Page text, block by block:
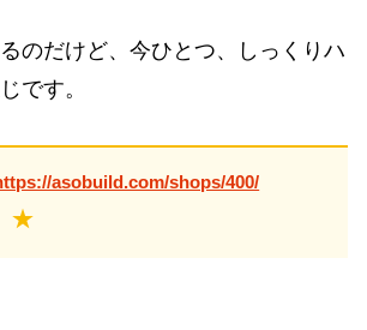
のだけど、今ひとつ、しっくりハ
です。
asobuild.com/shops/400/
★